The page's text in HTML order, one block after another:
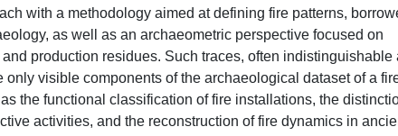
with a methodology aimed at defining fire patterns,
as well as an archaeometric perspective focused on
production residues. Such traces, often indistinguishable
visible components of the archaeological dataset of a
the functional classification of fire installations, the
activities, and the reconstruction of fire dynamics in